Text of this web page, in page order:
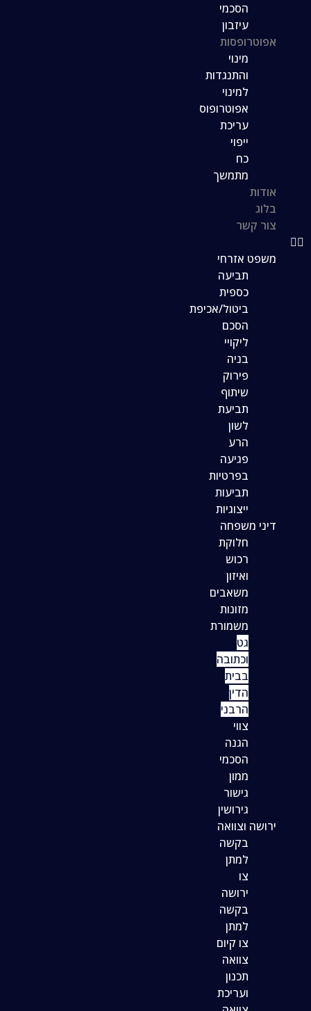
הסכמי
עיזבון
אפוטרופסות
מינוי
והתנגדות
למינוי
אפוטרופוס
עריכת
ייפוי
כח
מתמשך
אודות
בלוג
צור קשר
משפט אזרחי
תביעה
כספית
ביטול/אכיפת
הסכם
ליקויי
בניה
פירוק
שיתוף
תביעת
לשון
הרע
פגיעה
בפרטיות
תביעות
ייצוגיות
דיני משפחה
חלוקת
רכוש
ואיזון
משאבים
מזונות
משמורת
גט
וכתובה
בבית
הדין
הרבני
צווי
הגנה
הסכמי
ממון
גישור
גירושין
ירושה וצוואה
בקשה
למתן
צו
ירושה
בקשה
למתן
צו קיום
צוואה
תכנון
ועריכת